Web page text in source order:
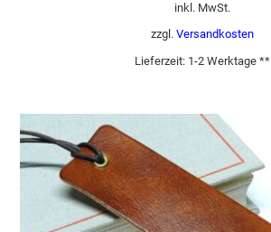
inkl. MwSt.
zzgl. Versandkosten
Lieferzeit: 1-2 Werktage **